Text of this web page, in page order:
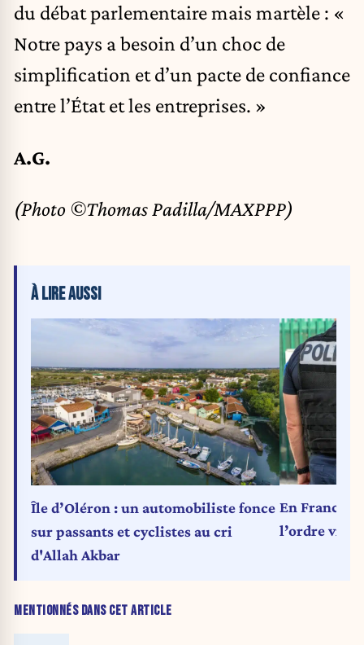
du débat parlementaire mais martèle : «
Notre pays a besoin d’un choc de
simplification et d’un pacte de confiance
entre l’État et les entreprises. »
A.G.
(Photo ©Thomas Padilla/MAXPPP)
MENTIONNÉS DANS CET ARTICLE
À LIRE AUSSI
Île d’Oléron : un automobiliste fonce
sur passants et cyclistes au cri
d'Allah Akbar
En France,
l’ordre vire